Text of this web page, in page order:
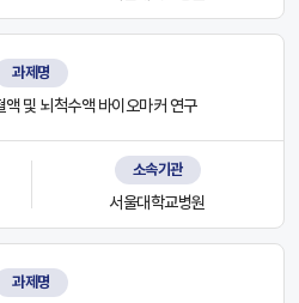
과제명
및 뇌척수액 바이오마커 연구
소속기관
서울대학교병원
과제명